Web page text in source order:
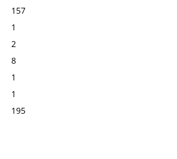
157
1
2
8
1
1
195